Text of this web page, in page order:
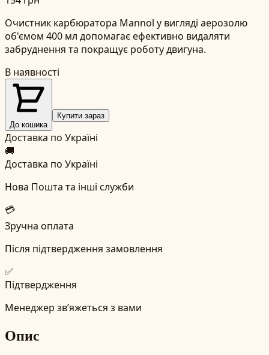
Очистник карбюратора Mannol у вигляді аерозолю
об'ємом 400 мл допомагає ефективно видаляти
забруднення та покращує роботу двигуна.
В наявності
До кошика
Купити зараз
Доставка по Україні
🚚
Доставка по Україні
Нова Пошта та інші служби
💳
Зручна оплата
Після підтвердження замовлення
✅
Підтвердження
Менеджер зв’яжеться з вами
Опис